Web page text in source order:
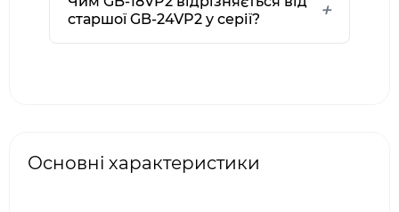
старшої GB-24VP2 у серії?
Основні характеристики